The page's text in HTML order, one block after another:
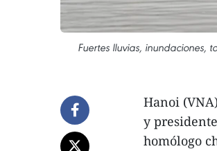
Fuertes lluvias, inundaciones,
Hanoi
y
homólogo